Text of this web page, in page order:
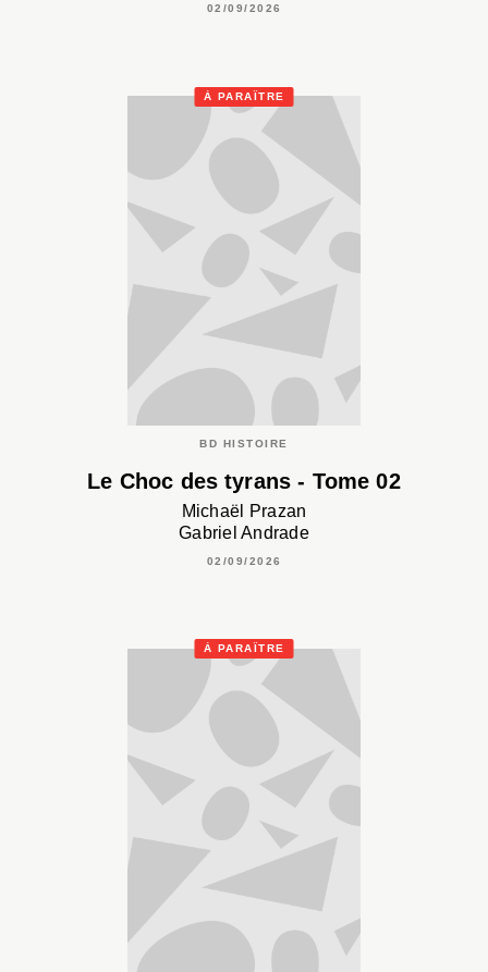
02/09/2026
À PARAÎTRE
BD HISTOIRE
Le Choc des tyrans - Tome 02
Michaël Prazan
Gabriel Andrade
02/09/2026
À PARAÎTRE